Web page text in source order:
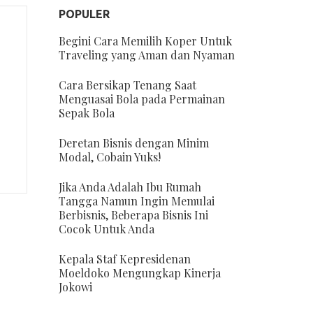
POPULER
Begini Cara Memilih Koper Untuk
Traveling yang Aman dan Nyaman
Cara Bersikap Tenang Saat
Menguasai Bola pada Permainan
Sepak Bola
Deretan Bisnis dengan Minim
Modal, Cobain Yuks!
Jika Anda Adalah Ibu Rumah
Tangga Namun Ingin Memulai
Berbisnis, Beberapa Bisnis Ini
Cocok Untuk Anda
Kepala Staf Kepresidenan
Moeldoko Mengungkap Kinerja
Jokowi